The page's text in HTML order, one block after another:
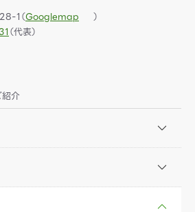
1（Googlemap
）
（代表）
介